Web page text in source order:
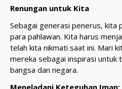
Renungan untuk Kita
Sebagai generasi penerus, kita
para pahlawan. Kita harus
telah kita nikmati saat ini. Mari
mereka sebagai inspirasi untuk
bangsa dan negara.